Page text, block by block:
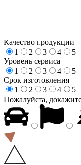
Качество продукции
1
2 3 4
5
Уровень сервиса
1
2 3 4
5
Срок изготовления
1
2 3 4
5
Пожалуйста,